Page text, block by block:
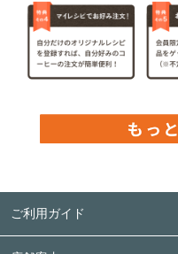
ご利用ガイド